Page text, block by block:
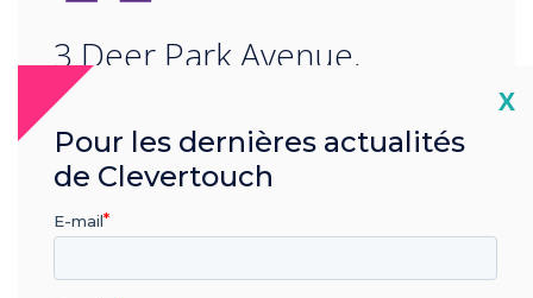
3 Deer Park Avenue,
Fairways Business Park,
Livingston, EH54 8AF
X
Pour les dernières actualités
de Clevertouch
E-mail